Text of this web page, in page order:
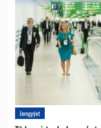
Jemgyýet